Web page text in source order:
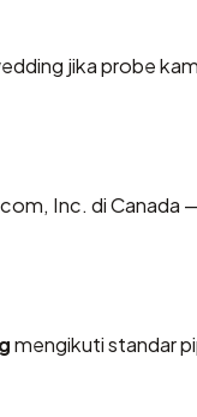
jika probe
Inc. di Canada
mengikuti standar